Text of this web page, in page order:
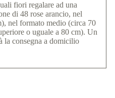
fiori regalare ad una
di 48 rose arancio, nel
nel formato medio (circa 70
o uguale a 80 cm). Un
la consegna a domicilio